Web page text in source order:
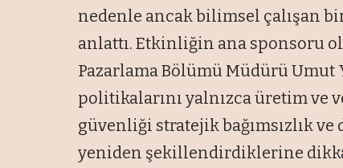
nedenle ancak bilimsel çalışan
anlattı. Etkinliğin ana sponsoru
Pazarlama Bölümü Müdürü
politikalarını yalnızca üretim ve
güvenliği stratejik bağımsızlık
yeniden şekillendirdiklerine